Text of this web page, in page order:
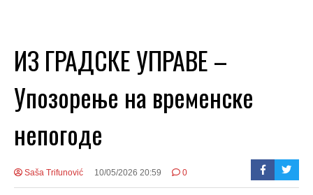
ИЗ ГРАДСКЕ УПРАВЕ –
Упозорење на временске
непогоде
Saša Trifunović 10/05/2026 20:59 0